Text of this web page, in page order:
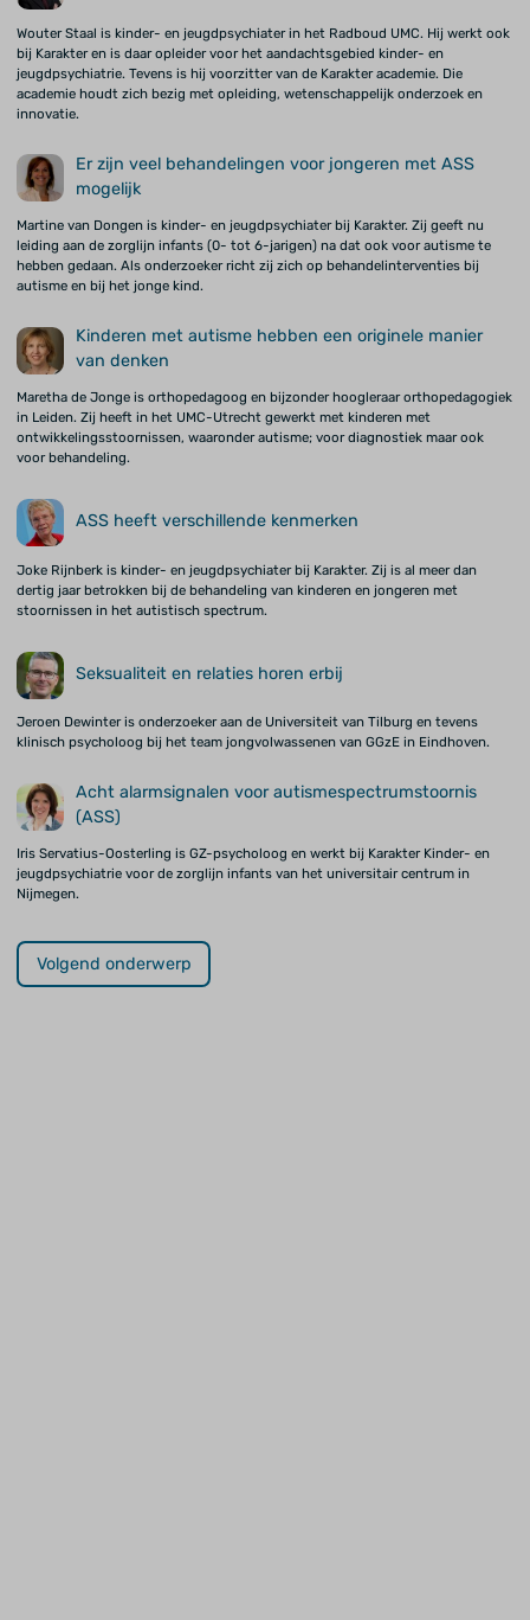
Wouter Staal is kinder- en jeugdpsychiater in het Radboud UMC. Hij werkt ook
bij Karakter en is daar opleider voor het aandachtsgebied kinder- en
jeugdpsychiatrie. Tevens is hij voorzitter van de Karakter academie. Die
academie houdt zich bezig met opleiding, wetenschappelijk onderzoek en
innovatie.
Er zijn veel behandelingen voor jongeren met ASS
mogelijk
Martine van Dongen is kinder- en jeugdpsychiater bij Karakter. Zij geeft nu
leiding aan de zorglijn infants (0- tot 6-jarigen) na dat ook voor autisme te
hebben gedaan. Als onderzoeker richt zij zich op behandelinterventies bij
autisme en bij het jonge kind.
Kinderen met autisme hebben een originele manier
van denken
Maretha de Jonge is orthopedagoog en bijzonder hoogleraar orthopedagogiek
in Leiden. Zij heeft in het UMC-Utrecht gewerkt met kinderen met
ontwikkelingsstoornissen, waaronder autisme; voor diagnostiek maar ook
voor behandeling.
ASS heeft verschillende kenmerken
Joke Rijnberk is kinder- en jeugdpsychiater bij Karakter. Zij is al meer dan
dertig jaar betrokken bij de behandeling van kinderen en jongeren met
stoornissen in het autistisch spectrum.
Seksualiteit en relaties horen erbij
Jeroen Dewinter is onderzoeker aan de Universiteit van Tilburg en tevens
klinisch psycholoog bij het team jongvolwassenen van GGzE in Eindhoven.
Acht alarmsignalen voor autismespectrumstoornis
(ASS)
Iris Servatius-Oosterling is GZ-psycholoog en werkt bij Karakter Kinder- en
jeugdpsychiatrie voor de zorglijn infants van het universitair centrum in
Nijmegen.
Volgend onderwerp